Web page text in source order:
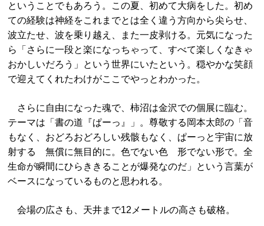
ということでもあろう。この夏、初めて大病をした。初め
ての経験は神経をこれまでとは全く違う方向から尖らせ、
波立たせ、波を乗り越え、また一皮剥ける。元気になった
ら「さらに一段と楽になっちゃって、すべて楽しくなきゃ
おかしいだろう」という世界にいたという。穏やかな笑顔
で迎えてくれたわけがここでやっとわかった。
さらに自由になった魂で、柿沼は金沢での個展に臨む。
テーマは「書の道『ぱーっ』」。尊敬する岡本太郎の「音
もなく、おどろおどろしい残骸もなく、ぱーっと宇宙に放
射する 無償に無目的に。色でない色 形でない形で。全
生命が瞬間にひらききることが爆発なのだ」という言葉が
ベースになっているものと思われる。
会場の広さも、天井まで12メートルの高さも破格。